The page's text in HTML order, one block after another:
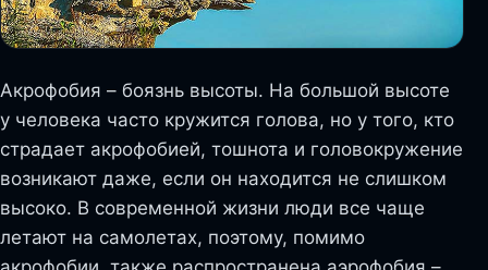
Акрофобия – боязнь высоты. На большой высоте
у человека часто кружится голова, но у того, кто
страдает акрофобией, тошнота и головокружение
возникают даже, если он находится не слишком
высоко. В современной жизни люди все чаще
летают на самолетах, поэтому, помимо